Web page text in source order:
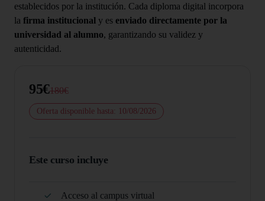
establecidos por la institución. Cada diploma digital incorpora
la firma institucional y es enviado directamente por la
universidad al alumno, garantizando su validez y
autenticidad.
95€180€
Oferta disponible hasta: 10/08/2026
Este curso incluye
Acceso al campus virtual